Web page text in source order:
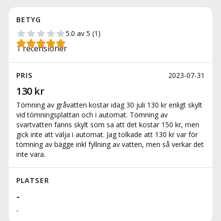
BETYG
5.0 av 5 (1 )
1recensioner
PRIS 2023-07-31
130 kr
Tömning av gråvatten kostar idag 30 juli 130 kr enligt skylt
vid tömningsplattan och i automat. Tömning av
svartvatten fanns skylt som sa att det kostar 150 kr, men
gick inte att välja i automat. Jag tolkade att 130 kr var för
tömning av bägge inkl fyllning av vatten, men så verkar det
inte vara.
PLATSER
-
-